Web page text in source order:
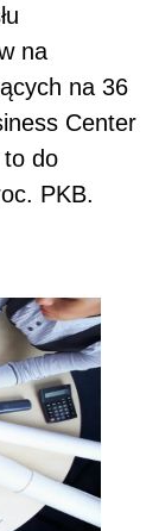
na
na 36
Center
to do
PKB.